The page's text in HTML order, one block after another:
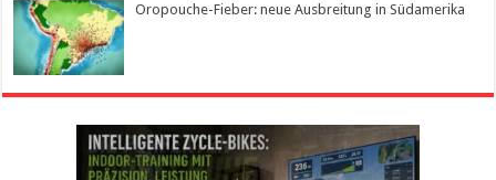
Oropouche-Fieber: neue Ausbreitung in Südamerika